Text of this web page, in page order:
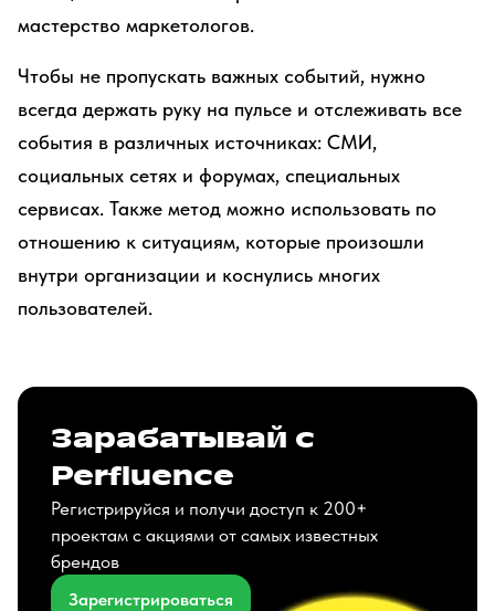
мастерство маркетологов.
Чтобы не пропускать важных событий, нужно
всегда держать руку на пульсе и отслеживать все
события в различных источниках: СМИ,
социальных сетях и форумах, специальных
сервисах. Также метод можно использовать по
отношению к ситуациям, которые произошли
внутри организации и коснулись многих
пользователей.
Зарабатывай с
Perfluence
Регистрируйся и получи доступ к 200+
проектам с акциями от самых известных
брендов
Зарегистрироваться